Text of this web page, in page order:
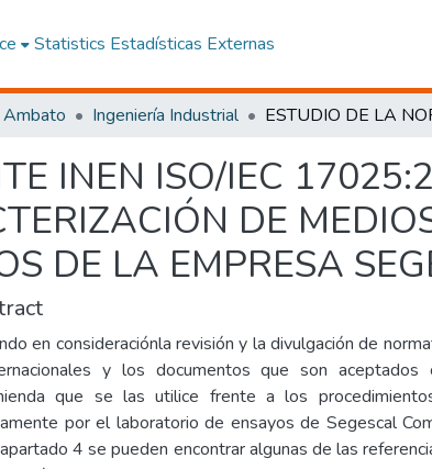
Statistics Estadísticas Externas
Ingeniería Industrial
INEN ISO/IEC
DE
DE LA EMPRESA
en consideraciónla revisión y la divulgación de
y los documentos que son aceptados
que se las utilice frente a los
por el laboratorio de ensayos de Segescal
4 se pueden encontrar algunas de las